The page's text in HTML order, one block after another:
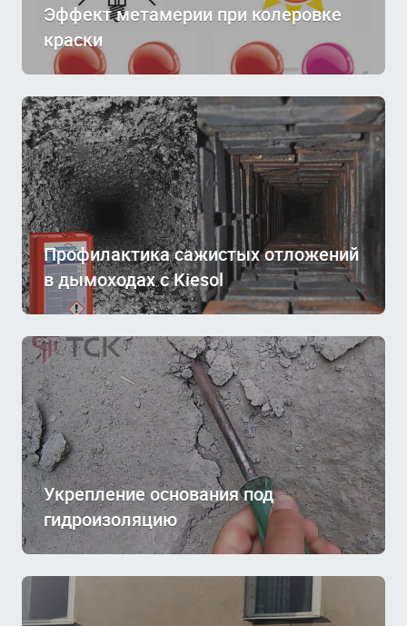
Эффект метамерии при колеровке
краски
Профилактика сажистых отложений
в дымоходах с Kiesol
Укрепление основания под
гидроизоляцию